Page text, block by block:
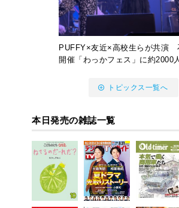
PUFFY×友近×高校生らが共演
開催「わっかフェス」に約2000
トピックス一覧へ
本日発売の雑誌一覧